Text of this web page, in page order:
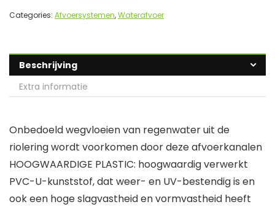
Categories: Afvoersystemen,Waterafvoer
Beschrijving
Extra informatie
Onbedoeld wegvloeien van regenwater uit de
riolering wordt voorkomen door deze afvoerkanalen
HOOGWAARDIGE PLASTIC: hoogwaardig verwerkt
PVC-U-kunststof, dat weer- en UV-bestendig is en
ook een hoge slagvastheid en vormvastheid heeft